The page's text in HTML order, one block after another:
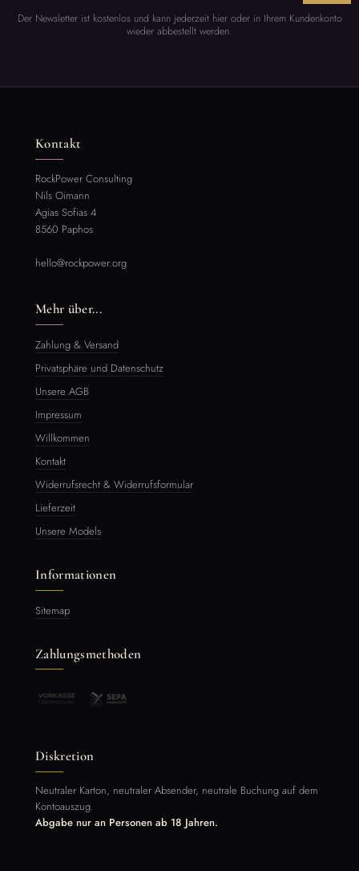
Der Newsletter ist kostenlos und kann jederzeit hier oder in Ihrem Kundenkonto
wieder abbestellt werden.
Kontakt
RockPower Consulting
Nils Oimann
Agias Sofias 4
8560 Paphos
hello@rockpower.org
Mehr über...
Zahlung & Versand
Privatsphäre und Datenschutz
Unsere AGB
Impressum
Willkommen
Kontakt
Widerrufsrecht & Widerrufsformular
Lieferzeit
Unsere Models
Informationen
Sitemap
Zahlungsmethoden
Diskretion
Neutraler Karton, neutraler Absender, neutrale Buchung auf dem
Kontoauszug.
Abgabe nur an Personen ab 18 Jahren.